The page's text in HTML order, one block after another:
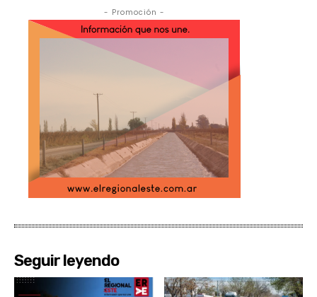
- Promoción -
Seguir leyendo